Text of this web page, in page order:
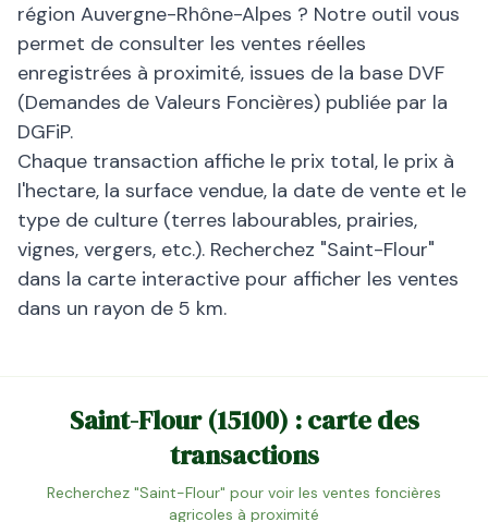
région Auvergne-Rhône-Alpes ? Notre outil vous
permet de consulter les ventes réelles
enregistrées à proximité, issues de la base DVF
(Demandes de Valeurs Foncières) publiée par la
DGFiP.
Chaque transaction affiche le prix total, le prix à
l'hectare, la surface vendue, la date de vente et le
type de culture (terres labourables, prairies,
vignes, vergers, etc.). Recherchez "Saint-Flour"
dans la carte interactive pour afficher les ventes
dans un rayon de 5 km.
Saint-Flour(15100) : carte des
transactions
Recherchez "Saint-Flour" pour voir les ventes foncières
agricoles à proximité